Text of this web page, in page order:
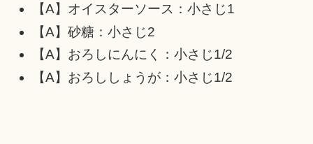
【A】オイスターソース：小さじ1
【A】砂糖：小さじ2
【A】おろしにんにく：小さじ1/2
【A】おろししょうが：小さじ1/2